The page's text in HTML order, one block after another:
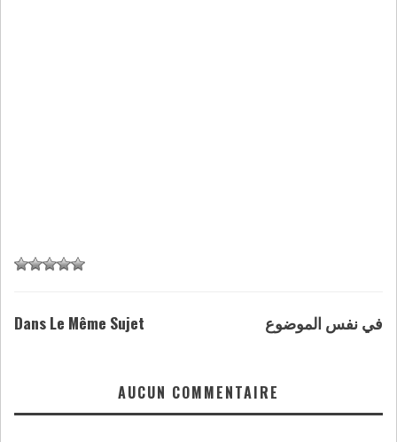
Dans Le Même Sujet في نفس الموضوع
AUCUN COMMENTAIRE